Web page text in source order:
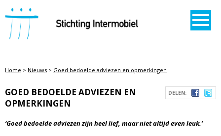
STICHTING INTERMOBIEL
Home > Nieuws > Goed bedoelde adviezen en opmerkingen
DELEN:
GOED BEDOELDE ADVIEZEN EN
OPMERKINGEN
‘Goed bedoelde adviezen zijn heel lief, maar niet altijd even leuk.’